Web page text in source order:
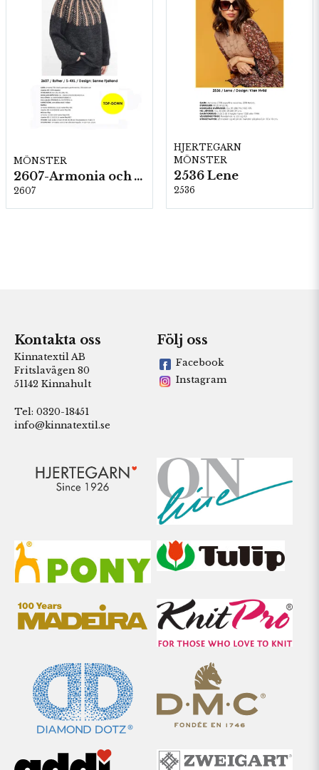
MÖNSTER
2607-Armonia och Alpaca 400
2607
HJERTEGARN
MÖNSTER
2536 Lene
2536
Kontakta oss
Kinnatextil AB
Fritslavägen 80
51142 Kinnahult
Tel: 0320-18451
info@kinnatextil.se
Följ oss
Facebook
Instagram